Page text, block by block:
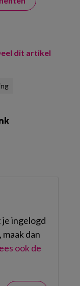
dit artikel
ingelogd
dan
ook de